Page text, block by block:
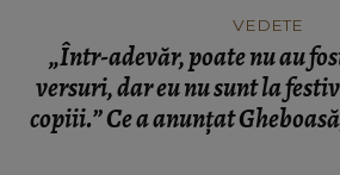
VEDETE
„Într-adevăr, poate nu au
versuri, dar eu nu sunt la
copiii.” Ce a anunțat